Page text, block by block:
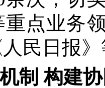
重点业务
民日报
制 构建